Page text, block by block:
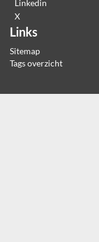
Linkedin
X
Links
Sitemap
Tags overzicht